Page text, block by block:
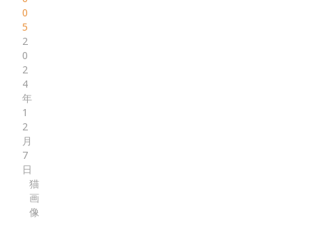
0
5
2
0
2
4
年
1
2
月
7
日
猫
画
像